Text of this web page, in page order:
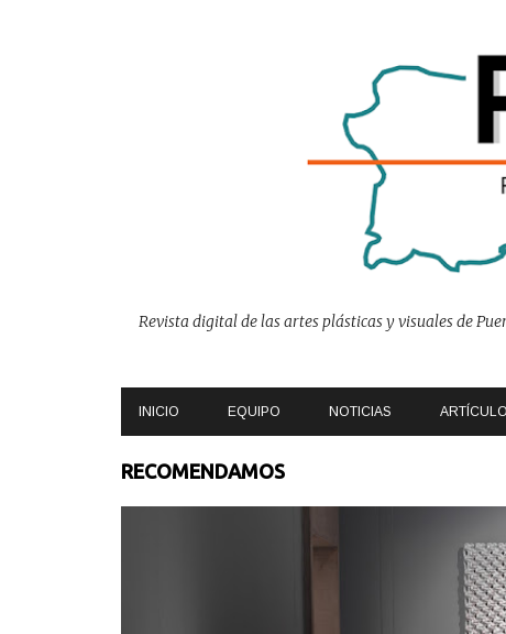
Revista digital de las artes plásticas y visuales de
INICIO EQUIPO NOTICIAS
E
n
RECOMENDAMOS